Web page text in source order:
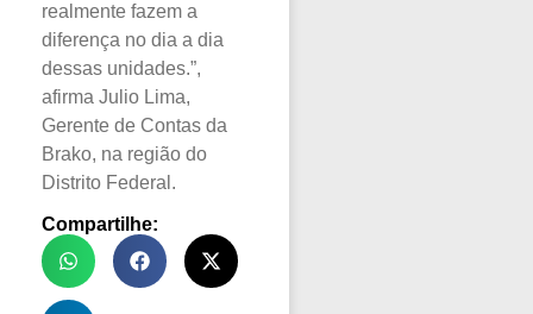
realmente fazem a
diferença no dia a dia
dessas unidades.”,
afirma Julio Lima,
Gerente de Contas da
Brako, na região do
Distrito Federal.
Compartilhe: